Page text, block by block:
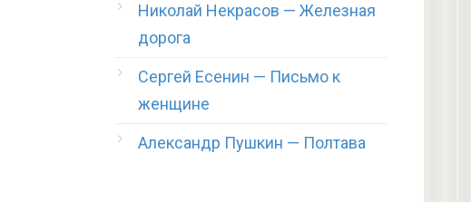
Николай Некрасов — Железная
дорога
Сергей Есенин — Письмо к
женщине
Александр Пушкин — Полтава